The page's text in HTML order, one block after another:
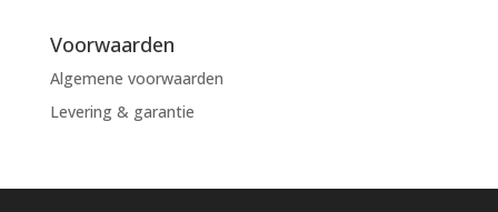
Voorwaarden
Algemene voorwaarden
Levering & garantie